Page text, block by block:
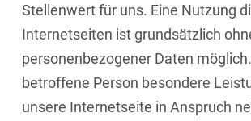
Stellenwert für uns. Eine Nutzung
Internetseiten ist grundsätzlich
personenbezogener Daten
betroffene Person besondere
unsere Internetseite in Anspruch